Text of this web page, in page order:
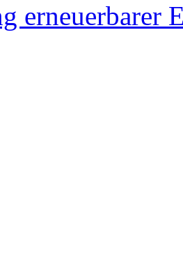
erneuerbarer